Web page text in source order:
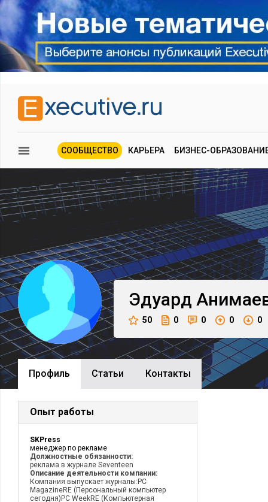
СООБЩЕСТВО КАРЬЕРА БИЗНЕС-
Эдуард
50 0 0 0 0
Профиль Cтатьи Контакты
Опыт работы
SKPress
менеджер по рекламе
Должностные обязанности:
реклама в журнале Seventeen
Описание деятельности компании:
Компания выпускает журналы:PC
MagazineRE (Персональный компьютер
сегодня)PC WeekRE (Компьютерная